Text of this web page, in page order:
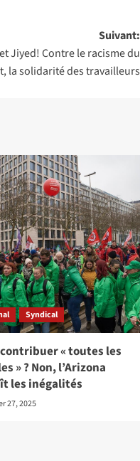
Suivant:
Jiyed! Contre le racisme du
la solidarité des travailleurs
Syndical
« toutes les
» ? Non, l’Arizona
les inégalités
27, 2025